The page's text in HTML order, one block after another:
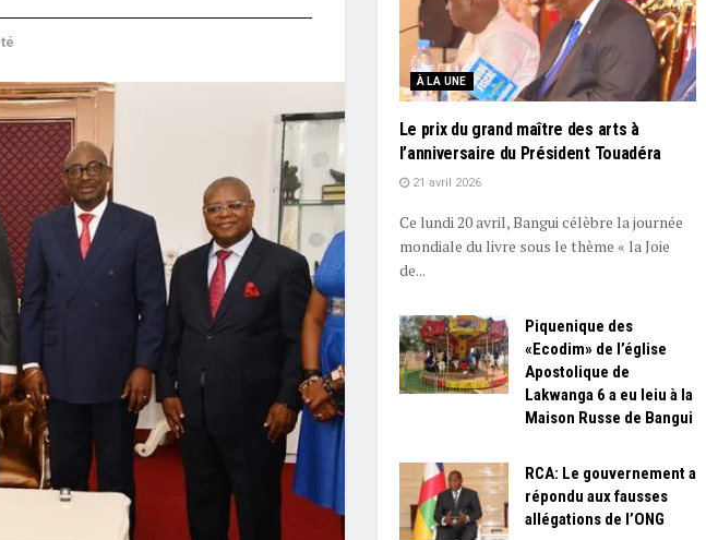
À LA UNE
Le prix du grand maître des arts à
l’anniversaire du Président Touadéra
21 avril 2026
Ce lundi 20 avril, Bangui célèbre la journée
mondiale du livre sous le thème « la Joie
de...
Piquenique des
«Ecodim» de l’église
Apostolique de
Lakwanga 6 a eu leiu à la
Maison Russe de Bangui
RCA: Le gouvernement a
répondu aux fausses
allégations de l’ONG